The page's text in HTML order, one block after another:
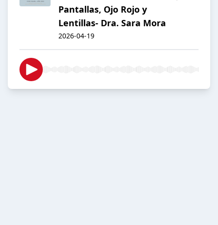
Pantallas, Ojo Rojo y
Lentillas- Dra. Sara Mora
2026-04-19